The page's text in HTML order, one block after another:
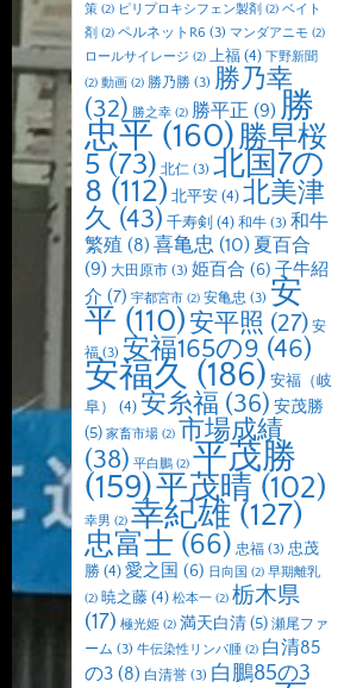
策 (2) ピリプロキシフェン製剤 (2) ベイト
剤 (2) ペルネットR6 (3) マンダアニモ (2)
ロールサイレージ (2) 上福 (4) 下野新聞
(2) 動画 (2) 勝乃勝 (3) 勝乃幸
(32) 勝之幸 (2) 勝平正 (9) 勝
忠平 (160)勝早桜
5 (73) 北仁 (3) 北国7の
8 (112) 北平安 (4) 北美津
久 (43) 千寿剣 (4) 和牛 (3) 和牛
繁殖 (8) 喜亀忠 (10) 夏百合
(9) 大田原市 (3) 姫百合 (6) 子牛紹
介 (7) 宇都宮市 (2) 安亀忠 (3) 安
平 (110)安平照 (27) 安
福(3) 安福165の9 (46)
安福久 (186) 安福（岐
阜）
(4) 安糸福 (36) 安茂勝
(5) 家畜市場 (2) 市場成績
(38) 平白鵬 (2) 平茂勝
(159)平茂晴 (102)
幸男 (2) 幸紀雄 (127)
忠富士 (66) 忠福 (3) 忠茂
勝 (4) 愛之国 (6) 日向国 (2) 早期離乳
(2) 暁之藤 (4) 松本一 (2) 栃木県
(17) 極光姫 (2) 満天白清(5) 瀬尾ファ
ーム (3) 牛伝染性リンパ腫 (2) 白清85
の3 (8) 白清誉 (3) 白鵬85の3